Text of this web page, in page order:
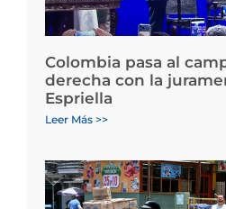
Colombia pasa al
derecha con la
Espriella
Leer Más >>